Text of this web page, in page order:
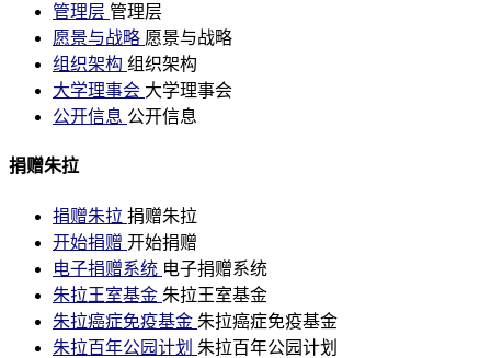
管理层 管理层
愿景与战略 愿景与战略
组织架构 组织架构
大学理事会 大学理事会
公开信息 公开信息
捐赠朱拉
捐赠朱拉 捐赠朱拉
开始捐赠 开始捐赠
电子捐赠系统 电子捐赠系统
朱拉王室基金 朱拉王室基金
朱拉癌症免疫基金 朱拉癌症免疫基金
朱拉百年公园计划 朱拉百年公园计划